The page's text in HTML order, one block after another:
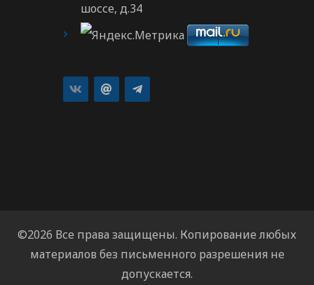
шоссе, д.34
©2026 Все права защищены. Копирование любых
материалов без письменного разрешения не
допускается.